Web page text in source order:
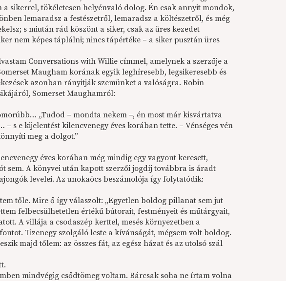
a sikerrel, tökéletesen helyénvaló dolog. Én csak annyit mondok,
lemaradsz a festészetről, lemaradsz a költészetről, és még
s miután rád köszönt a siker, csak az üres kezedet
nem képes táplálni; nincs tápértéke – a siker pusztán üres
Conversations with Willie címmel, amelynek a szerzője a
Maugham korának egyik leghíresebb, legsikeresebb és
azonban rányitják szemünket a valóságra. Robin
Somerset Maughamról:
„Tudod – mondta nekem –, én most már kisvártatva
s e kijelentést kilencvenegy éves korában tette. – Vénséges vén
meg a dolgot.”
éves korában még mindig egy vagyont keresett,
sem. A könyvei után kapott szerzői jogdíj továbbra is áradt
levelei. Az unokaöcs beszámolója így folytatódik:
tőle. Mire ő így válaszolt: „Egyetlen boldog pillanat sem jut
felbecsülhetetlen értékű bútorait, festményeit és műtárgyait,
A villája a csodaszép kerttel, mesés környezetben a
Tizenegy szolgáló leste a kívánságát, mégsem volt boldog.
majd tőlem: az összes fát, az egész házat és az utolsó szál
mindvégig csődtömeg voltam. Bárcsak soha ne írtam volna